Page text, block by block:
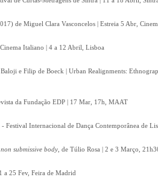
de Miguel Clara Vasconcelos | Estreia 5 Abr,
Cinema Italiano | 4 a 12 Abril, Lisboa
e Filip de Boeck | Urban Realignments:
da Fundação EDP | 17 Mar, 17h, MAAT
Festival Internacional de Dança Contemporânea de
submissive body , de Túlio Rosa | 2 e 3 Março,
a 25 Fev, Feira de Madrid